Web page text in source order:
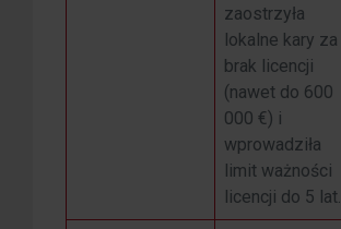
zaostrzyła
lokalne kary za
brak licencji
(nawet do 600
000 €) i
wprowadziła
limit ważności
licencji do 5 lat.